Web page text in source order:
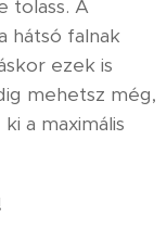
tolass. A
hátsó falnak
ezek is
mehetsz még,
a maximális